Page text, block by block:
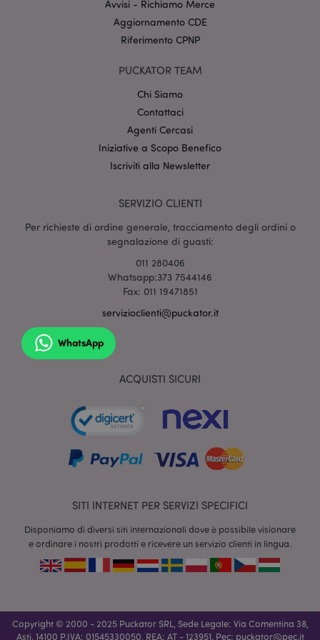
Avvisi - Richiamo Merce
Aggiornamento CDE
Riferimento CPNP
PUCKATOR TEAM
Chi Siamo
Contattaci
Agenti Cercasi
Iniziative a Scopo Benefico
Iscriviti alla Newsletter
SERVIZIO CLIENTI
Per richieste di ordine generale, tracciamento degli ordini o
segnalazione di guasti:
011 280406
Whatsapp:373 7544146
Fax: 011 19471851
servizioclienti@puckator.it
WhatsApp
ACQUISTI SICURI
SITI INTERNET PER SERVIZI SPECIFICI
Disponiamo di diversi siti internazionali dove è possibile visionare
e ordinare i nostri prodotti e ricevere un servizio clienti in lingua.
Copyright © 2000 - 2025 Puckator SRL, Sede Legale: Via Comentina 38,
Asti, 14100 P.IVA: 01545330050, REA: AT - 123951‏. Pec: puckator@pec.it
CookieScriptConsent
recently_viewed_product
mage-cache-sessid
section_data_ids
Adobe Inc.
www.puckator.it
l"Informativa sulla privacy di Google